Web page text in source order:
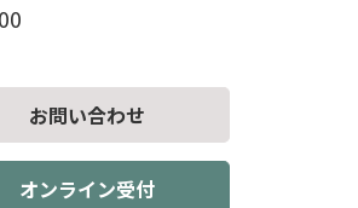
対する回答として、電子メールや資料のご送
の開示・提供の禁止
る場合を除き、個人情報を第三者に開示いた
お問い合わせ
オンライン受付